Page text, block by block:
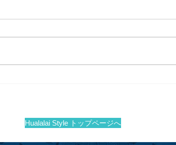
Hualalai Style トップページへ